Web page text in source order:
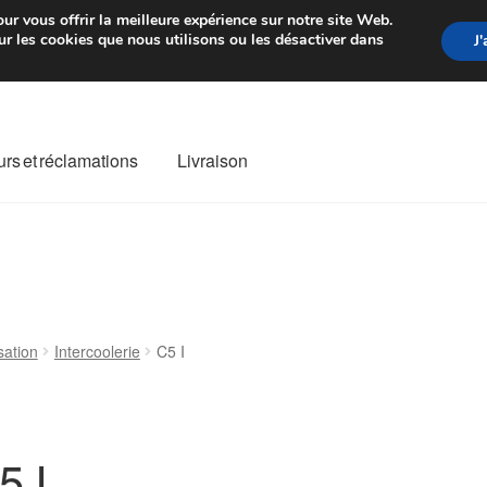
de 7 EUR Du lundi au
et réclamations Livraison
Intercoolerie C5 I
vous offrir la meilleure expérience sur notre site Web.
les cookies que nous utilisons ou les désactiver dans